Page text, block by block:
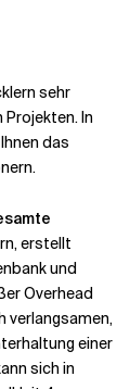
sehr
In
das
erstellt
und
Overhead
verlangsamen,
einer
sich in